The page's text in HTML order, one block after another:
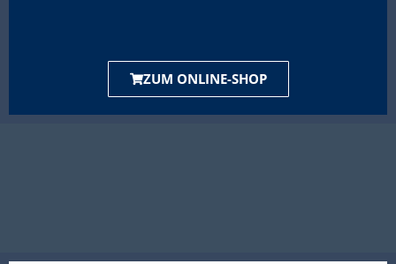
ZUM ONLINE-SHOP